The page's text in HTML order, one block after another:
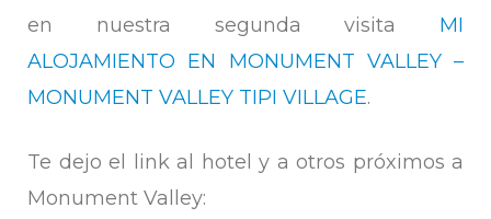
en nuestra segunda visita MI
ALOJAMIENTO EN MONUMENT VALLEY –
MONUMENT VALLEY TIPI VILLAGE.
Te dejo el link al hotel y a otros próximos a
Monument Valley: